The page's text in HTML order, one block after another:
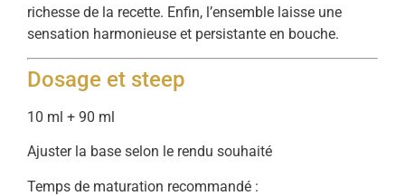
richesse de la recette. Enfin, l’ensemble laisse une
sensation harmonieuse et persistante en bouche.
Dosage et steep
10 ml + 90 ml
Ajuster la base selon le rendu souhaité
Temps de maturation recommandé :